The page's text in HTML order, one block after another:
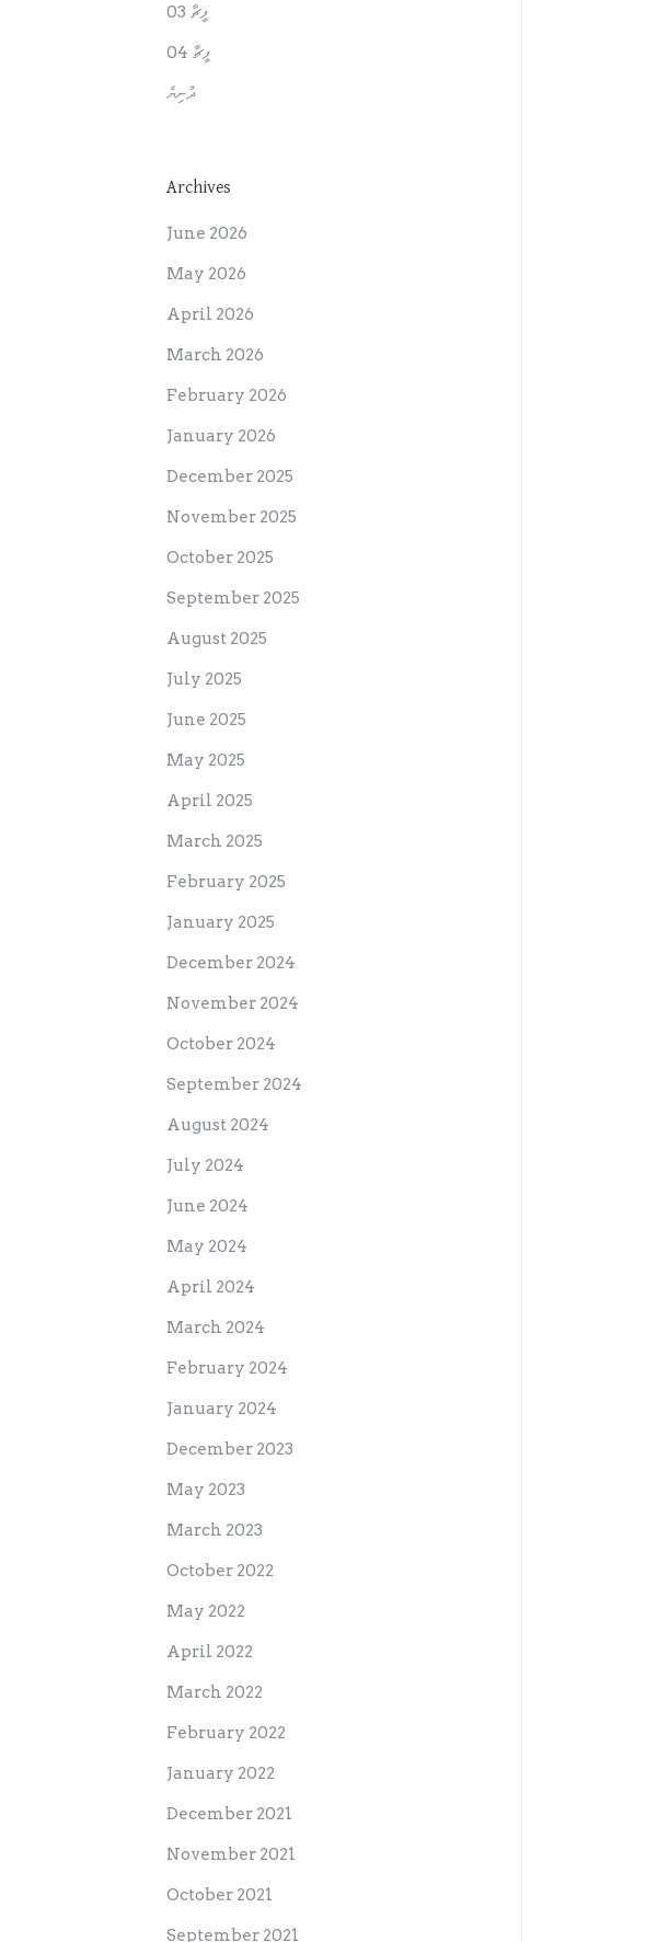
ފީޗާ 03
ފީޗާ 04
ދުނިޔެ
Archives
June 2026
May 2026
April 2026
March 2026
February 2026
January 2026
December 2025
November 2025
October 2025
September 2025
August 2025
July 2025
June 2025
May 2025
April 2025
March 2025
February 2025
January 2025
December 2024
November 2024
October 2024
September 2024
August 2024
July 2024
June 2024
May 2024
April 2024
March 2024
February 2024
January 2024
December 2023
May 2023
March 2023
October 2022
May 2022
April 2022
March 2022
February 2022
January 2022
December 2021
November 2021
October 2021
September 2021